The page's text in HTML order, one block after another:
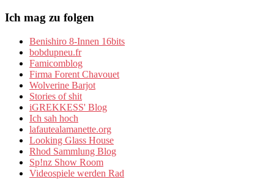
Ich mag zu folgen
Benishiro 8-Innen 16bits
bobdupneu.fr
Famicomblog
Firma Forent Chavouet
Wolverine Barjot
Stories of shit
iGREKKESS' Blog
Ich sah hoch
lafautealamanette.org
Looking Glass House
Rhod Sammlung Blog
Sp!nz Show Room
Videospiele werden Rad